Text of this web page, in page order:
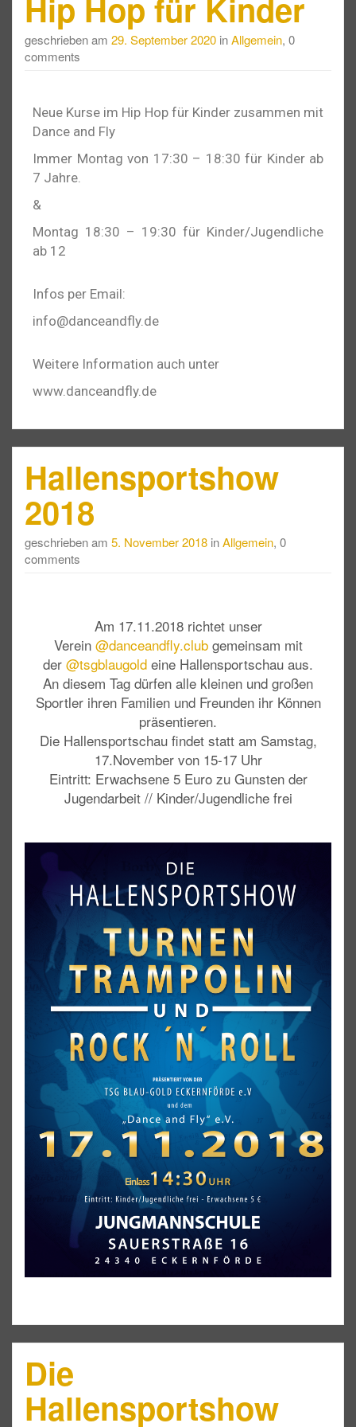
Hip Hop für Kinder
geschrieben am 29. September 2020 inAllgemein, 0
comments
Neue Kurse im Hip Hop für Kinder zusammen mit
Dance and Fly
Immer Montag von 17:30 – 18:30 für Kinder ab
7 Jahre.
&
Montag 18:30 – 19:30 für Kinder/Jugendliche
ab 12
Infos per Email:
info@danceandfly.de
Weitere Information auch unter
www.danceandfly.de
Hallensportshow
2018
geschrieben am 5. November 2018 inAllgemein, 0
comments
Am 17.11.2018 richtet unser
Verein @danceandfly.clubgemeinsam mit
der @tsgblaugold eine Hallensportschau aus.
An diesem Tag dürfen alle kleinen und großen
Sportler ihren Familien und Freunden ihr Können
präsentieren.
Die Hallensportschau findet statt am Samstag,
17.November von 15-17 Uhr
Eintritt: Erwachsene 5 Euro zu Gunsten der
Jugendarbeit // Kinder/Jugendliche frei
Die
Hallensportshow